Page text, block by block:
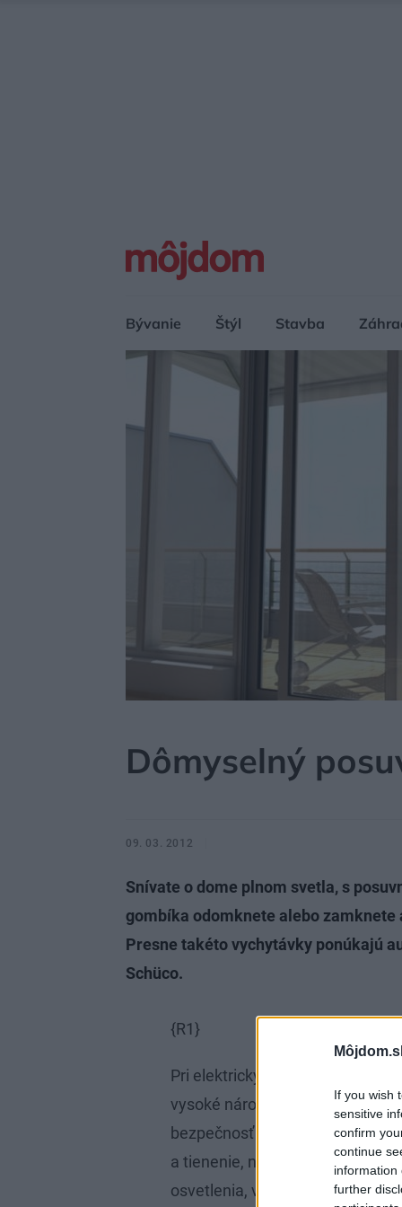
If you wish
sensitive
confirm
continue
information
further
Bývanie Štýl Stavba
Dômyselný
09. 03. 2012
Snívate o dome plnom svetla, s
gombíka odomknete alebo
Presne takéto vychytávky ponúkajú
Schüco.
{R1}
Pri elektricky poháňaných
vysoké nároky nielen na
bezpečnosť a dizajn. Systém
a tienenie, na diaľku ho riadiť a
osvetlenia, vykurovania či